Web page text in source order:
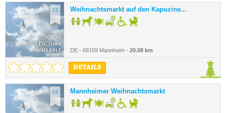
13. Weihnachtsmarkt auf den Kapuzine...
DE - 68159 Mannheim - 20.08 km
DETAILS
14. Mannheimer Weihnachtsmarkt